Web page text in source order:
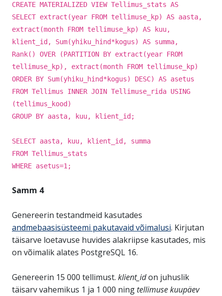
CREATE MATERIALIZED VIEW Tellimus_stats AS
SELECT extract(year FROM tellimuse_kp) AS aasta,
extract(month FROM tellimuse_kp) AS kuu,
klient_id, Sum(yhiku_hind*kogus) AS summa,
Rank() OVER (PARTITION BY extract(year FROM
tellimuse_kp), extract(month FROM tellimuse_kp)
ORDER BY Sum(yhiku_hind*kogus) DESC) AS asetus
FROM Tellimus INNER JOIN Tellimuse_rida USING
(tellimus_kood)
GROUP BY aasta, kuu, klient_id;
SELECT aasta, kuu, klient_id, summa
FROM Tellimus_stats
WHERE asetus=1;
Samm 4
Genereerin testandmeid kasutades
andmebaasisüsteemi pakutavaid võimalusi. Kirjutan
täisarve loetavuse huvides alakriipse kasutades, mis
on võimalik alates PostgreSQL 16.
Genereerin 15 000 tellimust. klient_idon juhuslik
täisarv vahemikus 1 ja 1 000 ningtellimuse kuupäev